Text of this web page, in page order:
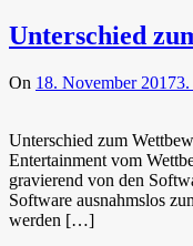
Unterschied
On 18. November 20173.
Unterschied zum
Entertainment vom
gravierend von den
Software ausnahmslos
werden […]